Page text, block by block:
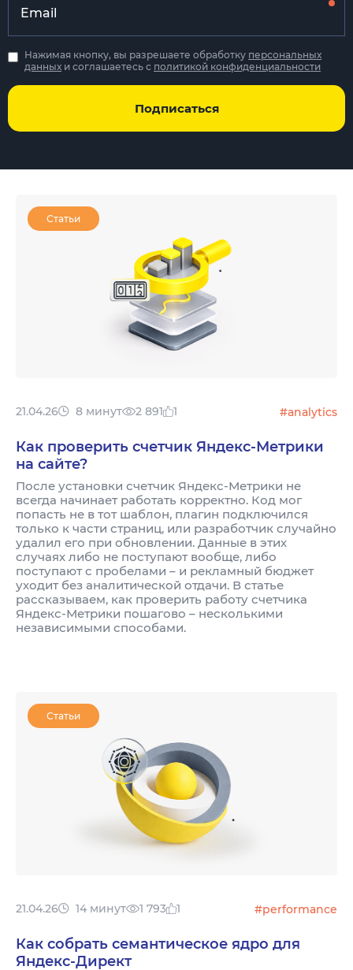
Подписаться
Нажимая кнопку, вы разрешаете обработку персональных
данных и соглашаетесь с политикой конфиденциальности
Статьи
21.04.26 8 минут 2 891 1 #analytics
Как проверить счетчик Яндекс-Метрики
на сайте?
После установки счетчик Яндекс-Метрики не
всегда начинает работать корректно. Код мог
попасть не в тот шаблон, плагин подключился
только к части страниц, или разработчик случайно
удалил его при обновлении. Данные в этих
случаях либо не поступают вообще, либо
поступают с пробелами – и рекламный бюджет
уходит без аналитической отдачи. В статье
рассказываем, как проверить работу счетчика
Яндекс-Метрики пошагово – несколькими
независимыми способами.
Статьи
21.04.26 14 минут 1 793 1 #performance
Как собрать семантическое ядро для
Яндекс-Директ